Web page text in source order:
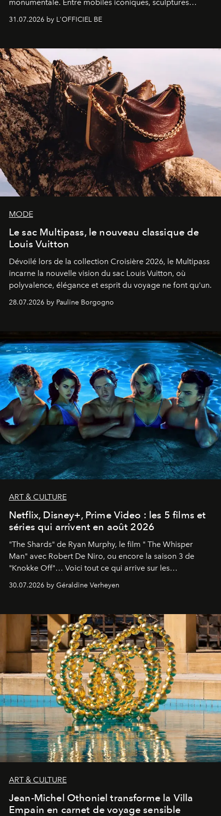
monumentale. Entre mobiles iconiques, sculptures
monumentales et poésie du mouvement, l'artiste
américain investit les espaces imaginés par Frank Gehry
sculpture.
31.07.2026 by L'OFFICIEL BE
MODE
Le sac Multipass, le nouveau classique de
Louis Vuitton
Dévoilé lors de la collection Croisière 2026, le Multipass
incarne la nouvelle vision du sac Louis Vuitton, où
polyvalence, élégance et esprit du voyage ne font qu'un.
28.07.2026 by Pauline Borgogno
ART & CULTURE
Netflix, Disney+, Prime Video : les 5 films et
séries qui arrivent en août 2026
"The Shards" de Ryan Murphy, le film " The Whisper
Man" avec Robert De Niro, ou encore la saison 3 de
"Knokke Off"… Voici tout ce qui arrive sur les
plateformes de streaming en août 2026.
30.07.2026 by Géraldine Verheyen
ART & CULTURE
Jean-Michel Othoniel transforme la Villa
Empain en carnet de voyage sensible